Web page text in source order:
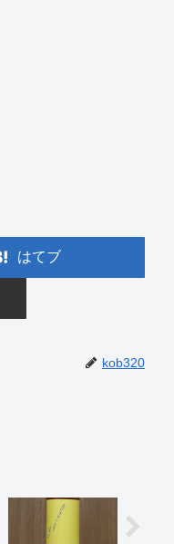
はてブ
kob320